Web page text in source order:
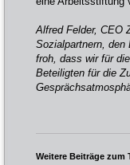
Alfred Felder, CEO
Sozialpartnern, den
froh, dass wir für
Beteiligten für die
Weitere Beiträge zum